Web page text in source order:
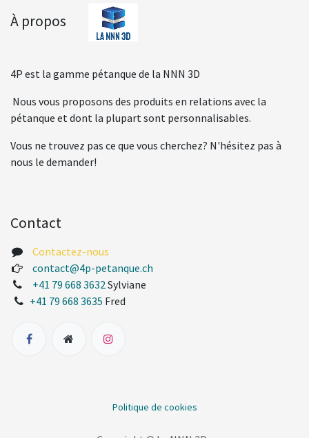
À propos
4P est la gamme pétanque de la NNN 3D
Nous vous proposons des produits en relations avec la
pétanque et dont la plupart sont personnalisables.
Vous ne trouvez pas ce que vous cherchez? N'hésitez pas à
nous le demander!
Contact
Contactez-nous
contact@4p-petanque.ch
+41 79 668 3632Sylviane
+41 79 668 3635 Fred
Politique de cookies